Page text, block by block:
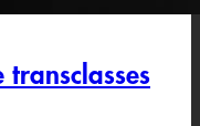
transclasses